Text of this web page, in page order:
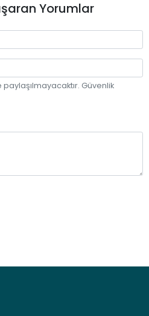
Yorumlar
Güvenlik